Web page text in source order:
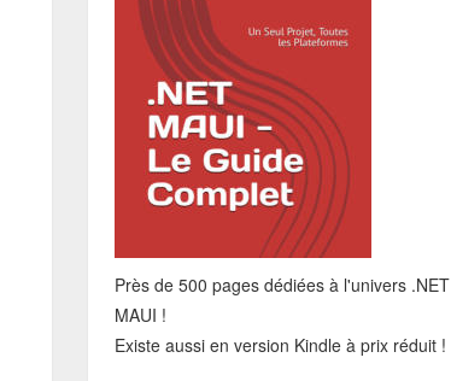
Près de 500 pages dédiées à l'univers .NET
MAUI !
Existe aussi en version Kindle à prix réduit !